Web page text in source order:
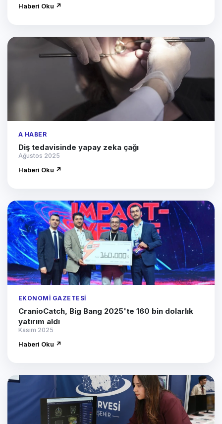
Haberi Oku ↗
A HABER
Diş tedavisinde yapay zeka çağı
Ağustos 2025
Haberi Oku ↗
EKONOMI GAZETESI
CranioCatch, Big Bang 2025'te 160 bin dolarlık
yatırım aldı
Kasım 2025
Haberi Oku ↗